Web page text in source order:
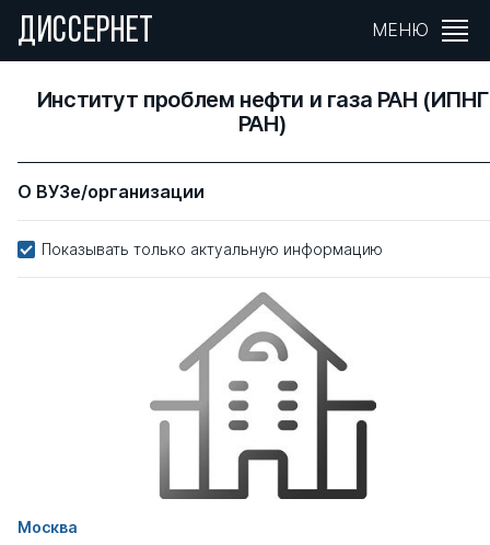
ДИССЕРНЕТ МЕНЮ
Институт проблем нефти и газа РАН (ИПНГ
РАН)
О ВУЗе/организации
Показывать только актуальную информацию
Москва